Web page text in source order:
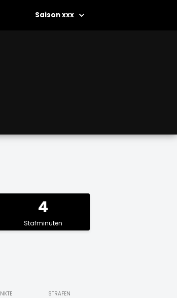
xxx
4
Stafminuten
STRAFEN